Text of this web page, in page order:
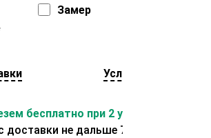
Замер
Условия оплаты
бесплатно при 2 условиях:
доставки не дальше 70 км от склада.